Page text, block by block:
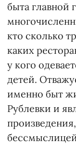
быта главной
кто сколько
каких
у кого
детей.
именно быт
Рублевки и